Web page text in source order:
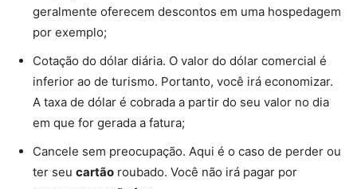
geralmente oferecem descontos em uma hospedagem
por exemplo;
Cotação do dólar diária. O valor do dólar comercial é
inferior ao de turismo. Portanto, você irá economizar.
A taxa de dólar é cobrada a partir do seu valor no dia
em que for gerada a fatura;
Cancele sem preocupação. Aqui é o caso de perder ou
ter seu cartão roubado. Você não irá pagar por